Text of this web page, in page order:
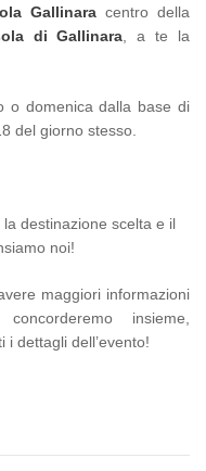
Gallinara centro della
di Gallinara , a te la
o domenica dalla base di
del giorno stesso.
destinazione scelta e il
noi!
maggiori informazioni
insieme,
i dettagli dell’evento!